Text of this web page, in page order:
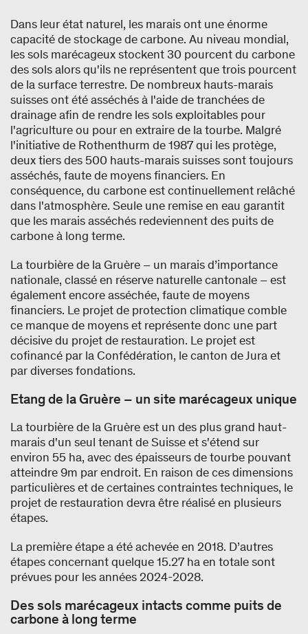
Dans leur état naturel, les marais ont une énorme
capacité de stockage de carbone. Au niveau mondial,
les sols marécageux stockent 30 pourcent du carbone
des sols alors qu'ils ne représentent que trois pourcent
de la surface terrestre. De nombreux hauts-marais
suisses ont été asséchés à l'aide de tranchées de
drainage afin de rendre les sols exploitables pour
l'agriculture ou pour en extraire de la tourbe. Malgré
l'initiative de Rothenthurm de 1987 qui les protège,
deux tiers des 500 hauts-marais suisses sont toujours
asséchés, faute de moyens financiers. En
conséquence, du carbone est continuellement relâché
dans l'atmosphère. Seule une remise en eau garantit
que les marais asséchés redeviennent des puits de
carbone à long terme.
La tourbière de la Gruère – un marais d’importance
nationale, classé en réserve naturelle cantonale – est
également encore asséchée, faute de moyens
financiers. Le projet de protection climatique comble
ce manque de moyens et représente donc une part
décisive du projet de restauration. Le projet est
cofinancé par la Confédération, le canton de Jura et
par diverses fondations.
Etang de la Gruère – un site marécageux unique
La tourbière de la Gruère est un des plus grand haut-
marais d'un seul tenant de Suisse et s'étend sur
environ 55 ha, avec des épaisseurs de tourbe pouvant
atteindre 9m par endroit. En raison de ces dimensions
particulières et de certaines contraintes techniques, le
projet de restauration devra être réalisé en plusieurs
étapes.
La première étape a été achevée en 2018. D’autres
étapes concernant quelque 15.27 ha en totale sont
prévues pour les années 2024-2028.
Des sols marécageux intacts comme puits de
carbone à long terme